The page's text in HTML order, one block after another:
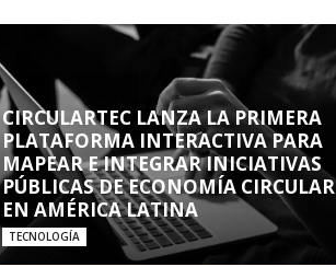
CIRCULARTEC LANZA LA PRIMERA
PLATAFORMA INTERACTIVA PARA
MAPEAR E INTEGRAR INICIATIVAS
PÚBLICAS DE ECONOMÍA CIRCULAR
EN AMÉRICA LATINA
TECNOLOGÍA